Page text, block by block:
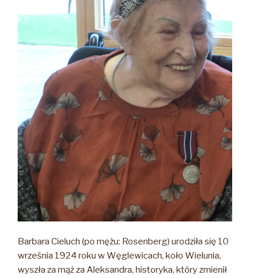
Barbara Cieluch (po mężu: Rosenberg) urodziła się 10
września 1924 roku w Węglewicach, koło Wielunia,
wyszła za mąż za Aleksandra, historyka, który zmienił